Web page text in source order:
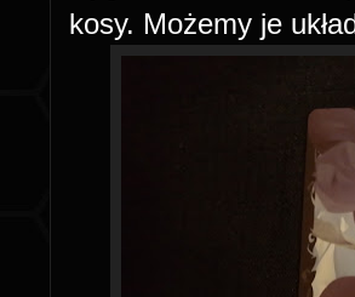
kosy. Możemy je